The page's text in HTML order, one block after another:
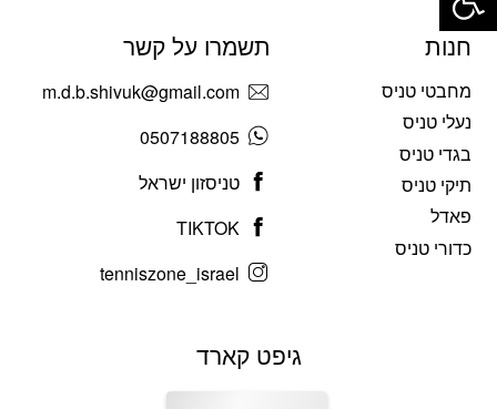
חנות
מחבטי טניס
נעלי טניס
בגדי טניס
תיקי טניס
פאדל
כדורי טניס
תשמרו על קשר
m.d.b.shivuk@gmail.com
0507188805
טניסזון ישראל
TIKTOK
tenniszone_israel
גיפט קארד